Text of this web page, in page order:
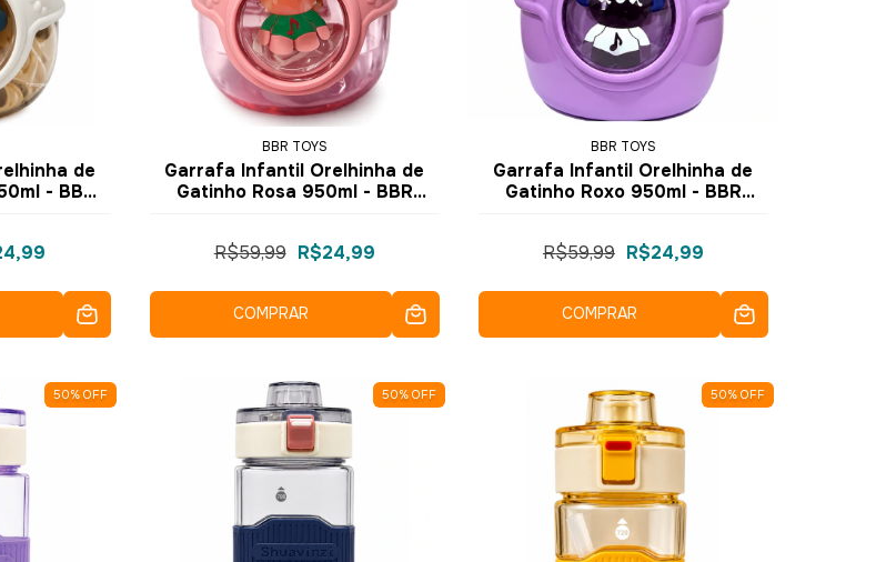
de
- BBR
BBR TOYS
Garrafa Infantil Orelhinha de
Gatinho Rosa 950ml - BBR
R$59,99 R$24,99
COMPRAR
BBR TOYS
Garrafa Infantil Orelhinha de
Gatinho Roxo 950ml - BBR
R$59,99 R$24,99
COMPRAR
50% OFF 50% OFF 50% OFF